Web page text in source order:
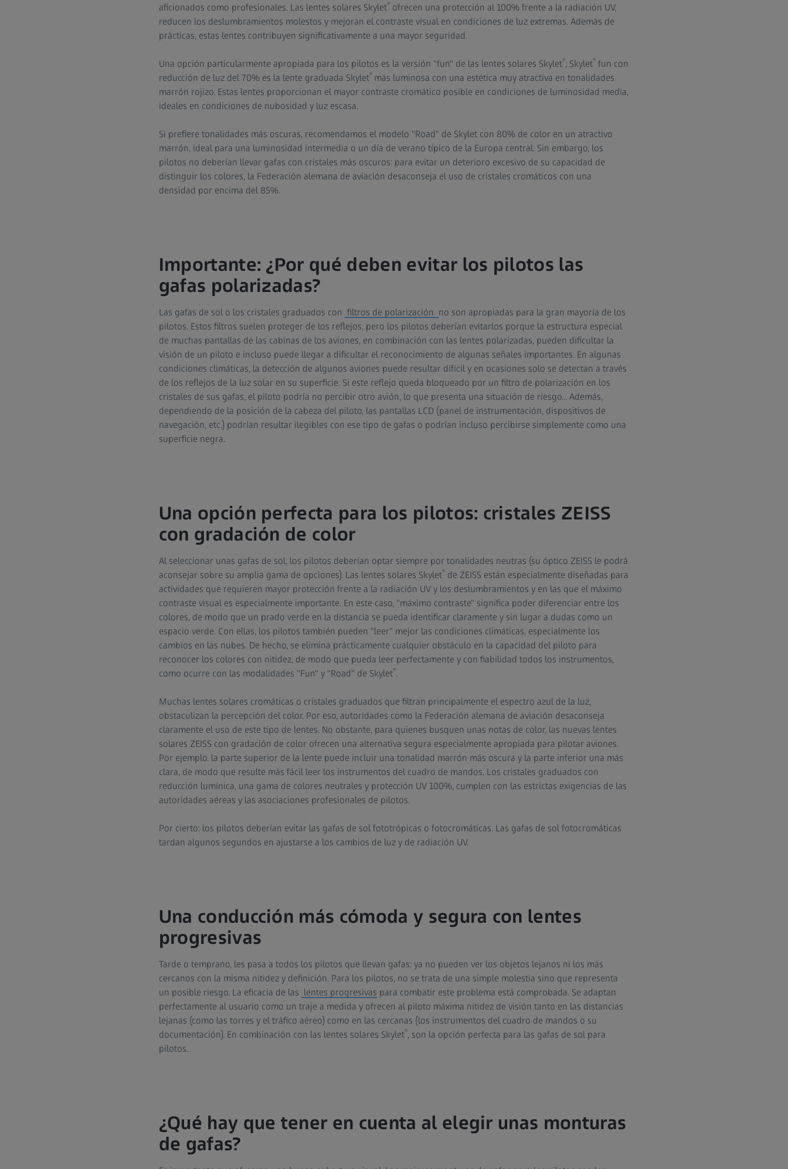
aficionados como profesionales. Las lentes solares Skylet®ofrecen una protección al 100% frente a la radiación UV,
reducen los deslumbramientos molestos y mejoran el contraste visual en condiciones de luz extremas. Además de
prácticas, estas lentes contribuyen significativamente a una mayor seguridad.
Una opción particularmente apropiada para los pilotos es la versión "fun" de las lentes solares Skylet®; Skylet®fun con
reducción de luz del 70% es la lente graduada Skylet® más luminosa con una estética muy atractiva en tonalidades
marrón rojizo. Estas lentes proporcionan el mayor contraste cromático posible en condiciones de luminosidad media,
ideales en condiciones de nubosidad y luz escasa.
Si prefiere tonalidades más oscuras, recomendamos el modelo "Road" de Skylet con 80% de color en un atractivo
marrón, ideal para una luminosidad intermedia o un día de verano típico de la Europa central. Sin embargo, los
pilotos no deberían llevar gafas con cristales más oscuros: para evitar un deterioro excesivo de su capacidad de
distinguir los colores, la Federación alemana de aviación desaconseja el uso de cristales cromáticos con una
densidad por encima del 85%.
Importante: ¿Por qué deben evitar los pilotos las
gafas polarizadas?
Las gafas de sol o los cristales graduados con filtros de polarización no son apropiadas para la gran mayoría de los
pilotos. Estos filtros suelen proteger de los reflejos, pero los pilotos deberían evitarlos porque la estructura especial
de muchas pantallas de las cabinas de los aviones, en combinación con las lentes polarizadas, pueden dificultar la
visión de un piloto e incluso puede llegar a dificultar el reconocimiento de algunas señales importantes. En algunas
condiciones climáticas, la detección de algunos aviones puede resultar difícil y en ocasiones solo se detectan a través
de los reflejos de la luz solar en su superficie. Si este reflejo queda bloqueado por un filtro de polarización en los
cristales de sus gafas, el piloto podría no percibir otro avión, lo que presenta una situación de riesgo... Además,
dependiendo de la posición de la cabeza del piloto, las pantallas LCD (panel de instrumentación, dispositivos de
navegación, etc.) podrían resultar ilegibles con ese tipo de gafas o podrían incluso percibirse simplemente como una
superficie negra.
Una opción perfecta para los pilotos: cristales ZEISS
con gradación de color
Al seleccionar unas gafas de sol, los pilotos deberían optar siempre por tonalidades neutras (su óptico ZEISS le podrá
aconsejar sobre su amplia gama de opciones). Las lentes solares Skylet®de ZEISS están especialmente diseñadas para
actividades que requieren mayor protección frente a la radiación UV y los deslumbramientos y en las que el máximo
contraste visual es especialmente importante. En este caso, "máximo contraste" significa poder diferenciar entre los
colores, de modo que un prado verde en la distancia se pueda identificar claramente y sin lugar a dudas como un
espacio verde. Con ellas, los pilotos también pueden "leer" mejor las condiciones climáticas, especialmente los
cambios en las nubes. De hecho, se elimina prácticamente cualquier obstáculo en la capacidad del piloto para
reconocer los colores con nitidez, de modo que pueda leer perfectamente y con fiabilidad todos los instrumentos,
como ocurre con las modalidades "Fun" y "Road" de Skylet®.
Muchas lentes solares cromáticas o cristales graduados que filtran principalmente el espectro azul de la luz,
obstaculizan la percepción del color. Por eso, autoridades como la Federación alemana de aviación desaconseja
claramente el uso de este tipo de lentes. No obstante, para quienes busquen unas notas de color, las nuevas lentes
solares ZEISS con gradación de color ofrecen una alternativa segura especialmente apropiada para pilotar aviones.
Por ejemplo. la parte superior de la lente puede incluir una tonalidad marrón más oscura y la parte inferior una más
clara, de modo que resulte más fácil leer los instrumentos del cuadro de mandos. Los cristales graduados con
reducción lumínica, una gama de colores neutrales y protección UV 100%, cumplen con las estrictas exigencias de las
autoridades aéreas y las asociaciones profesionales de pilotos.
Por cierto: los pilotos deberían evitar las gafas de sol fototrópicas o fotocromáticas. Las gafas de sol fotocromáticas
tardan algunos segundos en ajustarse a los cambios de luz y de radiación UV.
Una conducción más cómoda y segura con lentes
progresivas
Tarde o temprano, les pasa a todos los pilotos que llevan gafas: ya no pueden ver los objetos lejanos ni los más
cercanos con la misma nitidez y definición. Para los pilotos, no se trata de una simple molestia sino que representa
un posible riesgo. La eficacia de las lentes progresivas para combatir este problema está comprobada. Se adaptan
perfectamente al usuario como un traje a medida y ofrecen al piloto máxima nitidez de visión tanto en las distancias
lejanas (como las torres y el tráfico aéreo) como en las cercanas (los instrumentos del cuadro de mandos o su
documentación). En combinación con las lentes solares Skylet®, son la opción perfecta para las gafas de sol para
pilotos.
¿Qué hay que tener en cuenta al elegir unas monturas
de gafas?